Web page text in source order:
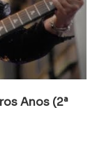
Anos (2ª